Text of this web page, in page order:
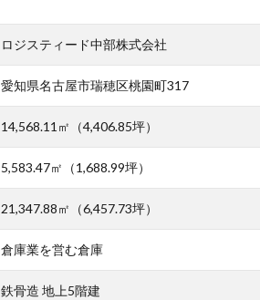
ロジスティード中部株式会社
愛知県名古屋市瑞穂区桃園町317
14,568.11㎡（4,406.85坪）
5,583.47㎡（1,688.99坪）
21,347.88㎡（6,457.73坪）
倉庫業を営む倉庫
鉄骨造 地上5階建